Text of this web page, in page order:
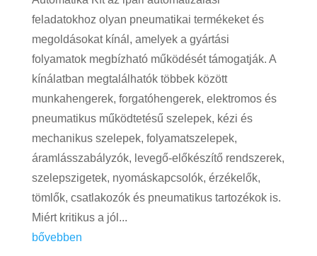
feladatokhoz olyan pneumatikai termékeket és
megoldásokat kínál, amelyek a gyártási
folyamatok megbízható működését támogatják. A
kínálatban megtalálhatók többek között
munkahengerek, forgatóhengerek, elektromos és
pneumatikus működtetésű szelepek, kézi és
mechanikus szelepek, folyamatszelepek,
áramlásszabályzók, levegő-előkészítő rendszerek,
szelepszigetek, nyomáskapcsolók, érzékelők,
tömlők, csatlakozók és pneumatikus tartozékok is.
Miért kritikus a jól...
bővebben